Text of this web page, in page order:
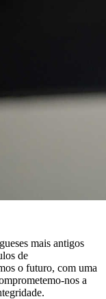
mais antigos
de
o futuro, com uma
nos a